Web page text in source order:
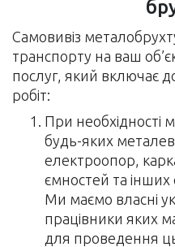
Самовивіз
транспорту на ваш
послуг, який включає
робіт:
При необхідності
будь-яких
електроопор,
ємностей та інших
Ми маємо власні
працівники яких
для проведення